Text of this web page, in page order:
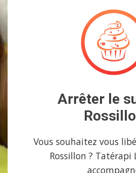
Arrêter le
Vous souhaitez vous
Rossillon ? Tatérapi